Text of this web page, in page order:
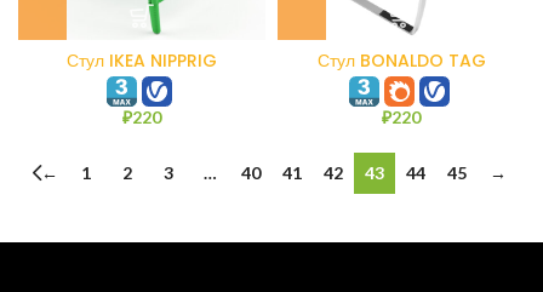
Стул IKEA NIPPRIG
₽220
Стул BONALDO TAG
₽220
← 1 2 3 … 40 41 42 43 44 45 →